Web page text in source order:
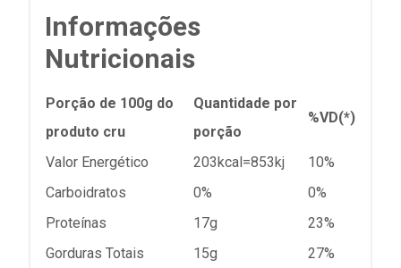
Informações
Nutricionais
Porção de 100g do
produto cru
Quantidade por
porção
%VD(*)
Valor Energético 203kcal=853kj
10%
Carboidratos
0%
0%
Proteínas
17g
23%
Gorduras Totais
15g
27%